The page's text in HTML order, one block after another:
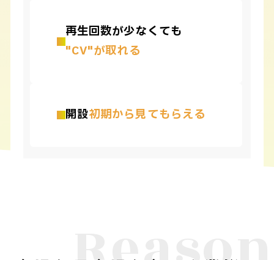
再生回数が少なくても
"CV"が取れる
開設初期から見てもらえる